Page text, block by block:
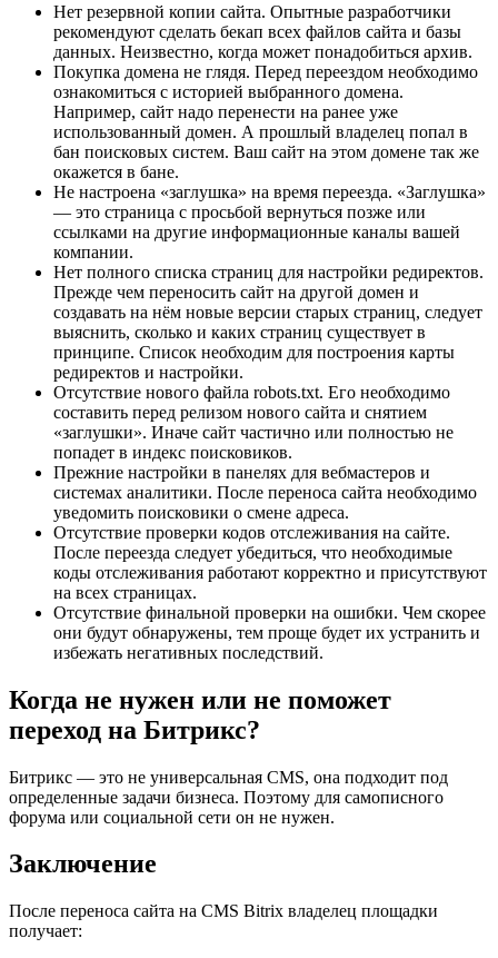
Нет резервной копии сайта. Опытные разработчики
рекомендуют сделать бекап всех файлов сайта и базы
данных. Неизвестно, когда может понадобиться архив.
Покупка домена не глядя. Перед переездом необходимо
ознакомиться с историей выбранного домена.
Например, сайт надо перенести на ранее уже
использованный домен. А прошлый владелец попал в
бан поисковых систем. Ваш сайт на этом домене так же
окажется в бане.
Не настроена «заглушка» на время переезда. «Заглушка»
— это страница с просьбой вернуться позже или
ссылками на другие информационные каналы вашей
компании.
Нет полного списка страниц для настройки редиректов.
Прежде чем переносить сайт на другой домен и
создавать на нём новые версии старых страниц, следует
выяснить, сколько и каких страниц существует в
принципе. Список необходим для построения карты
редиректов и настройки.
Отсутствие нового файла robots.txt. Его необходимо
составить перед релизом нового сайта и снятием
«заглушки». Иначе сайт частично или полностью не
попадет в индекс поисковиков.
Прежние настройки в панелях для вебмастеров и
системах аналитики. После переноса сайта необходимо
уведомить поисковики о смене адреса.
Отсутствие проверки кодов отслеживания на сайте.
После переезда следует убедиться, что необходимые
коды отслеживания работают корректно и присутствуют
на всех страницах.
Отсутствие финальной проверки на ошибки. Чем скорее
они будут обнаружены, тем проще будет их устранить и
избежать негативных последствий.
Когда не нужен или не поможет
переход на Битрикс?
Битрикс — это не универсальная CMS, она подходит под
определенные задачи бизнеса. Поэтому для самописного
форума или социальной сети он не нужен.
Заключение
После переноса сайта на CMS Bitrix владелец площадки
получает: